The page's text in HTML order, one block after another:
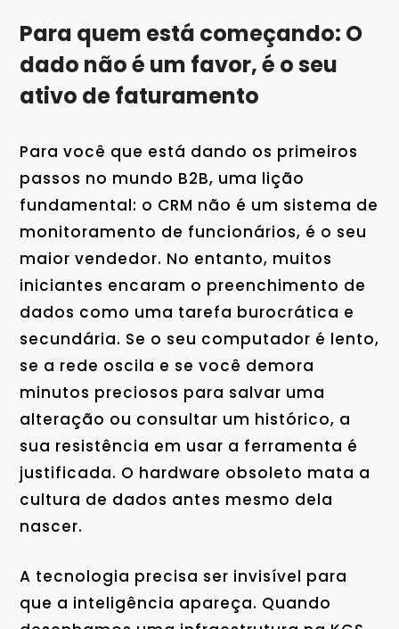
Para quem está começando: O
dado não é um favor, é o seu
ativo de faturamento
Para você que está dando os primeiros
passos no mundo B2B, uma lição
fundamental: o CRM não é um sistema de
monitoramento de funcionários, é o seu
maior vendedor. No entanto, muitos
iniciantes encaram o preenchimento de
dados como uma tarefa burocrática e
secundária. Se o seu computador é lento,
se a rede oscila e se você demora
minutos preciosos para salvar uma
alteração ou consultar um histórico, a
sua resistência em usar a ferramenta é
justificada. O hardware obsoleto mata a
cultura de dados antes mesmo dela
nascer.
A tecnologia precisa ser invisível para
que a inteligência apareça. Quando